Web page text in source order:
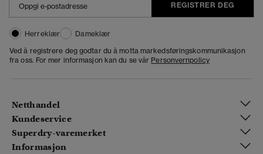
REGISTRER DEG
Herreklær
Dameklær
Ved å registrere deg godtar du å motta markedsføringskommunikasjon
fra oss. For mer informasjon kan du se vår Personvernpolicy
Netthandel
Kundeservice
Superdry-varemerket
Informasjon